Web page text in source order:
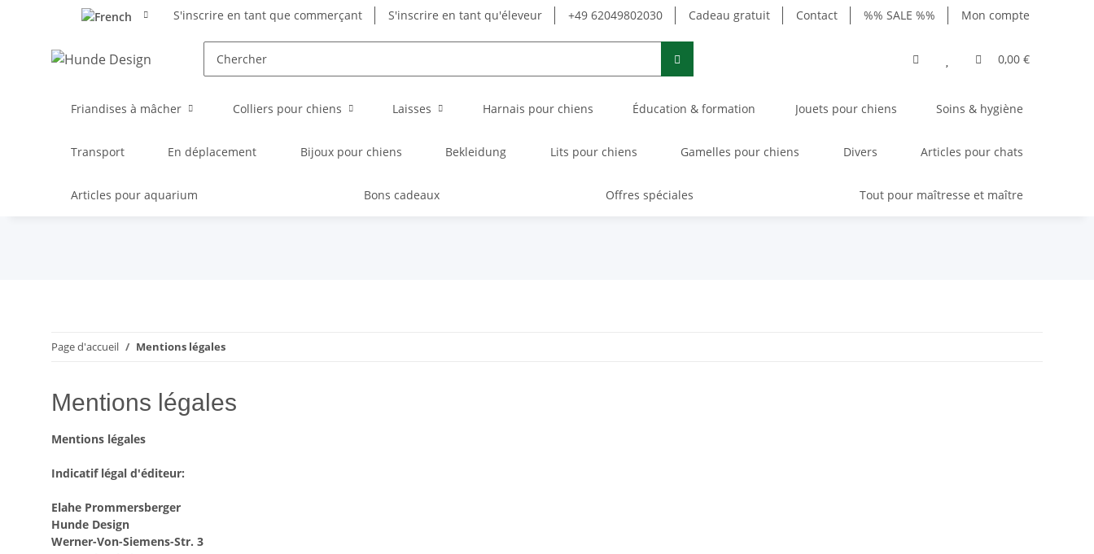
S'inscrire en tant que commerçant S'inscrire en tant qu'éleveur +49 62049802030 Cadeau gratuit Contact %% SALE %% Mon compte
0,00 €
Friandises à mâcher Colliers pour chiens Laisses Harnais pour chiens Éducation & formation Jouets pour chiens Soins & hygiène
Transport En déplacement Bijoux pour chiens Bekleidung Lits pour chiens Gamelles pour chiens Divers Articles pour chats
Articles pour aquarium Bons cadeaux Offres spéciales Tout pour maîtresse et maître
Page d'accueil Mentions légales
Mentions légales
Mentions légales
Indicatif légal d'éditeur:
Elahe Prommersberger
Hunde Design
Werner-Von-Siemens-Str. 3